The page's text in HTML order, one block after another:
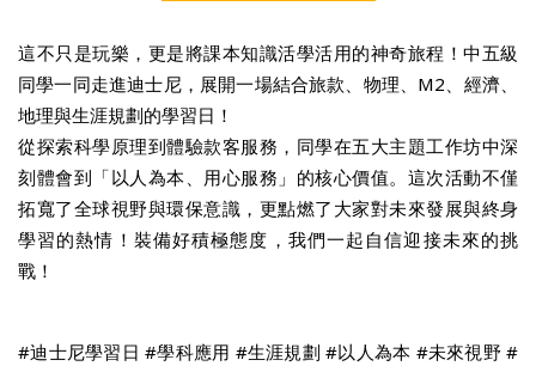
這不只是玩樂，更是將課本知識活學活用的神奇旅程！中五級
同學一同走進迪士尼，展開一場結合旅款、物理、M2、經濟、
地理與生涯規劃的學習日！
從探索科學原理到體驗款客服務，同學在五大主題工作坊中深
刻體會到「以人為本、用心服務」的核心價值。這次活動不僅
拓寬了全球視野與環保意識，更點燃了大家對未來發展與終身
學習的熱情！裝備好積極態度，我們一起自信迎接未來的挑
戰！
#迪士尼學習日 #學科應用 #生涯規劃 #以人為本 #未來視野 #